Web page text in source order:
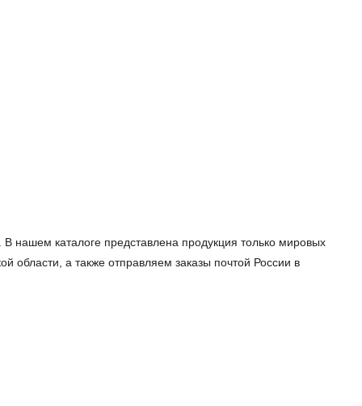
каталоге представлена продукция только мировых
области, а также отправляем заказы почтой России в